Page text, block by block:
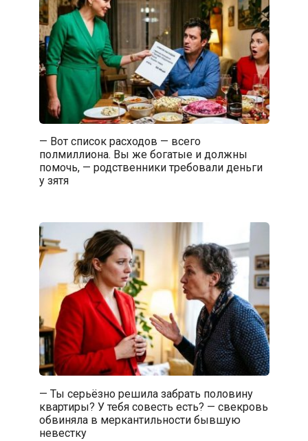
— Вот список расходов — всего
полмиллиона. Вы же богатые и должны
помочь, — родственники требовали деньги
у зятя
— Ты серьёзно решила забрать половину
квартиры? У тебя совесть есть? — свекровь
обвиняла в меркантильности бывшую
невестку